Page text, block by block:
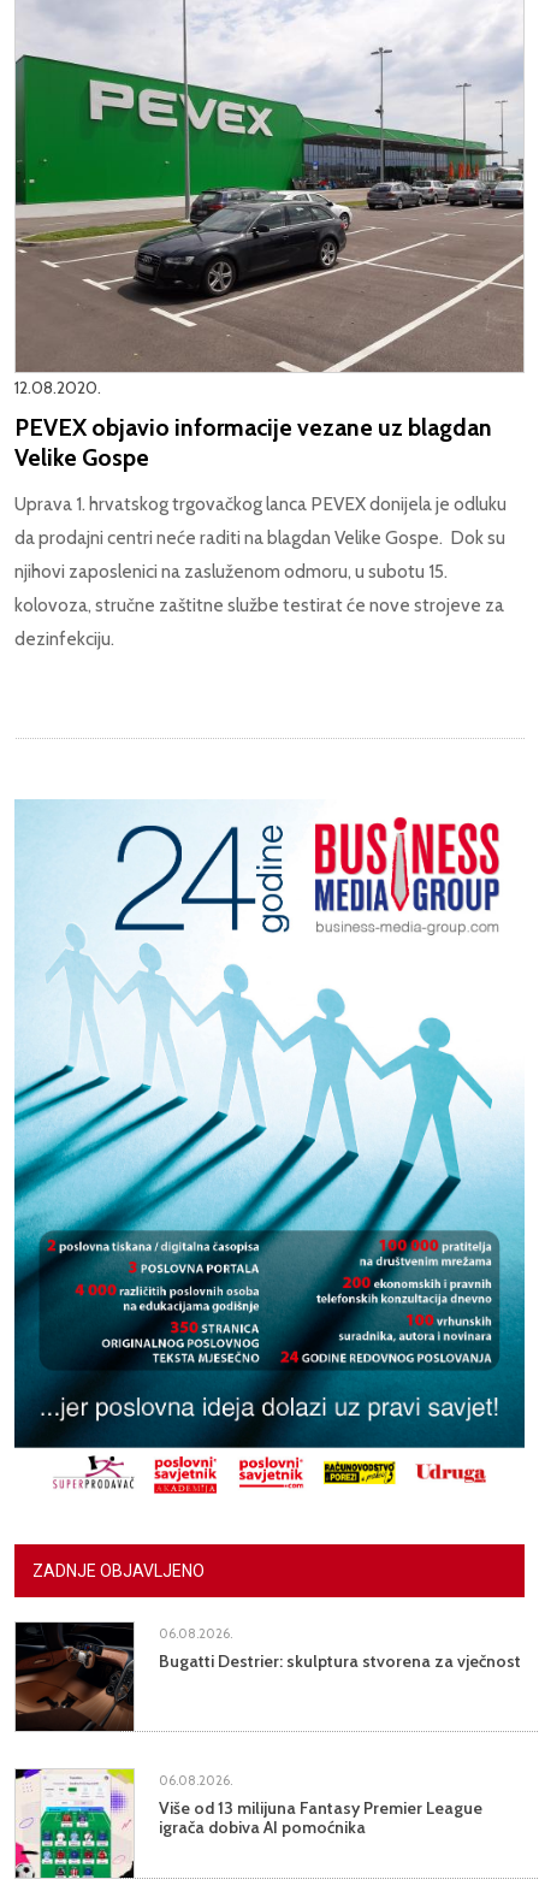
12.08.2020.
PEVEX objavio informacije vezane uz blagdan
Velike Gospe
Uprava 1. hrvatskog trgovačkog lanca PEVEX donijela je odluku
da prodajni centri neće raditi na blagdan Velike Gospe. Dok su
njihovi zaposlenici na zasluženom odmoru, u subotu 15.
kolovoza, stručne zaštitne službe testirat će nove strojeve za
dezinfekciju.
ZADNJE OBJAVLJENO
06.08.2026.
Bugatti Destrier: skulptura stvorena za vječnost
06.08.2026.
Više od 13 milijuna Fantasy Premier League
igrača dobiva AI pomoćnika